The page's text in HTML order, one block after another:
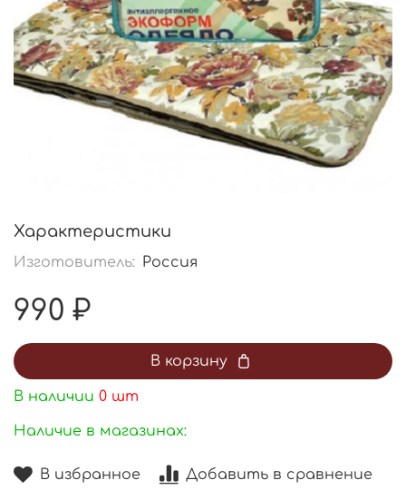
В избранное Добавить в сравнение
Характеристики
Изготовитель: Россия
990 ₽
В корзину
В наличии 0 шт
Наличие в магазинах: